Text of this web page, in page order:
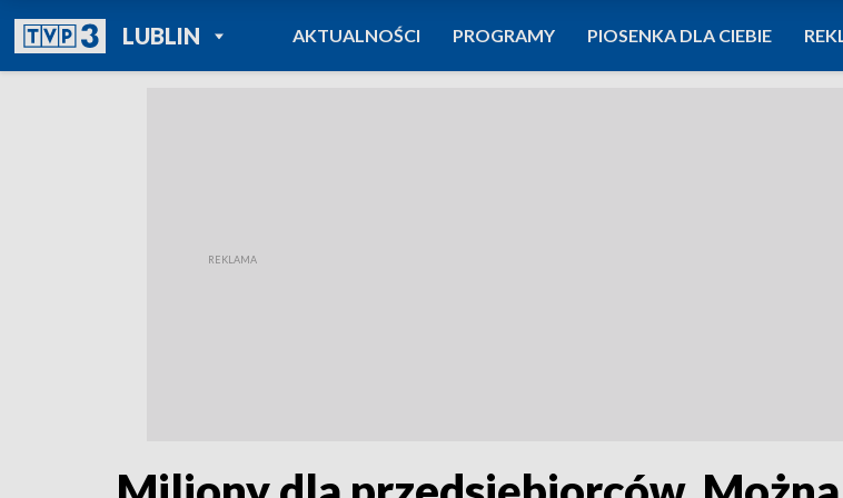
LUBLINPOWRÓT DO
TVP REGIONY
AKTUALNOŚCI PROGRAMY PIOSENKA DLA CIEBIE